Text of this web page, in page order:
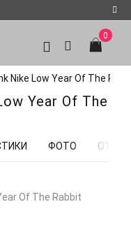
Регистрация
Авторизация
Мои
0
Nike Low Year Of The
Year Of The
ФОТО